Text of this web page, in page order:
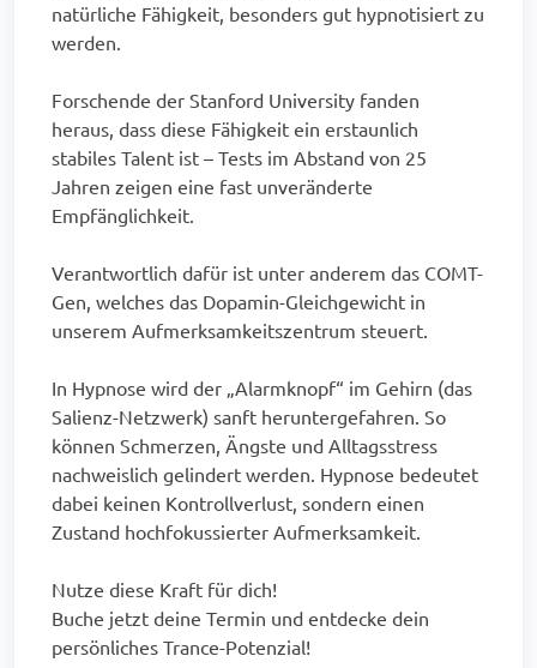
natürliche Fähigkeit, besonders gut hypnotisiert zu
werden.
Forschende der Stanford University fanden
heraus, dass diese Fähigkeit ein erstaunlich
stabiles Talent ist – Tests im Abstand von 25
Jahren zeigen eine fast unveränderte
Empfänglichkeit.
Verantwortlich dafür ist unter anderem das COMT-
Gen, welches das Dopamin-Gleichgewicht in
unserem Aufmerksamkeitszentrum steuert.
In Hypnose wird der „Alarmknopf“ im Gehirn (das
Salienz-Netzwerk) sanft heruntergefahren. So
können Schmerzen, Ängste und Alltagsstress
nachweislich gelindert werden. Hypnose bedeutet
dabei keinen Kontrollverlust, sondern einen
Zustand hochfokussierter Aufmerksamkeit.
Nutze diese Kraft für dich!
Buche jetzt deine Termin und entdecke dein
persönliches Trance-Potenzial!